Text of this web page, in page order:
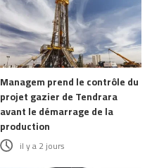
Managem prend le contrôle du
projet gazier de Tendrara
avant le démarrage de la
production
il y a 2 jours